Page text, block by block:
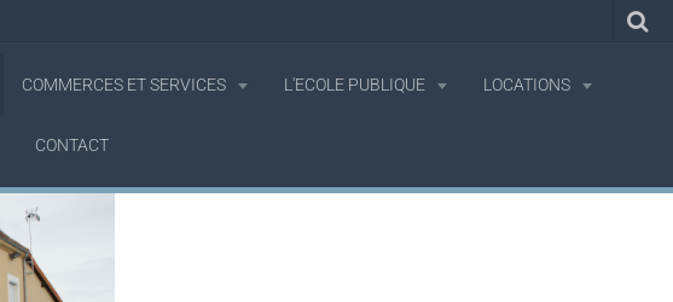
COMMERCES ET SERVICES L'ECOLE PUBLIQUE LOCATIONS
CONTACT